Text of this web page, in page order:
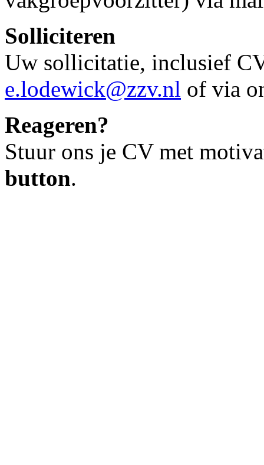
Solliciteren
Uw sollicitatie, inclusief
e.lodewick@zzv.nl of via
Reageren?
Stuur ons je CV met
button.